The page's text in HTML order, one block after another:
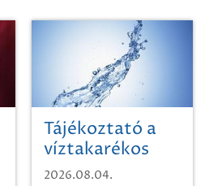
Tájékoztató a
víztakarékos
vízhasználatról
2026.08.04.